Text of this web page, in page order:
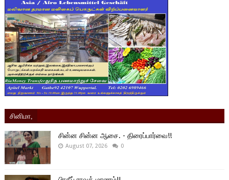
சினிமா,
சின்ன சின்ன ஆசை. - திரைப்பார்வை!!
August 07, 2026 0